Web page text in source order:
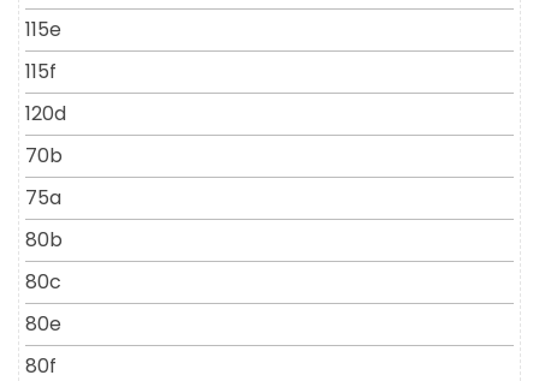
115e
115f
120d
70b
75a
80b
80c
80e
80f